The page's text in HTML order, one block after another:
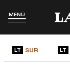
MENÚ
LT SUR LT